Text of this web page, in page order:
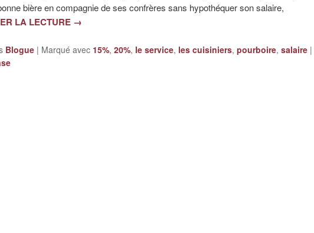
bière en compagnie de ses confrères sans hypothéquer son salaire,
LA LECTURE →
Blogue | Marqué avec 15%, 20%, le service, les cuisiniers, pourboire, salaire |